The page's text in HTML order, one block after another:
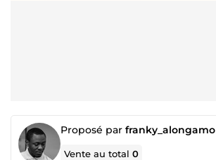
Proposé par franky_alongamo
Vente au total0